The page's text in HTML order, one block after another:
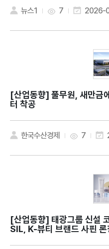
뉴스1 7 2026-
[산업동향]
터 착공
한국수산경제 7
[산업동향]
SIL, K-뷰티 브랜드 사핀 론